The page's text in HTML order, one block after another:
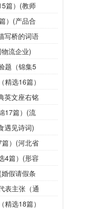
篇）(教师
）(产品合
写桥的词语
流企业)
题（锦集5
选16篇）
英文座右铭
17篇）(流
遇见诗词)
）(河北省
4篇）(形容
假请假条
表主张（通
选18篇）